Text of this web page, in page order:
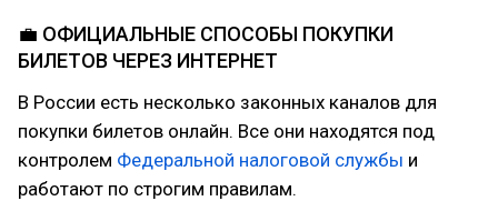
💼 ОФИЦИАЛЬНЫЕ СПОСОБЫ ПОКУПКИ
БИЛЕТОВ ЧЕРЕЗ ИНТЕРНЕТ
В России есть несколько законных каналов для
покупки билетов онлайн. Все они находятся под
контролем Федеральной налоговой службы и
работают по строгим правилам.